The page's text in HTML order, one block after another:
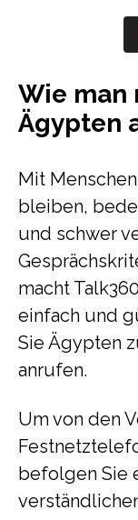
Wie man
Ägypten
Mit
bleiben,
und schwer
macht
einfach und
Sie Ägypten
anrufen.
Um von den
befolgen Sie